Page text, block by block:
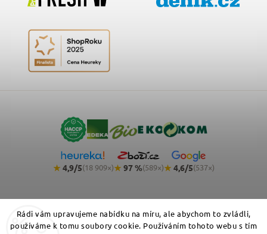
Rádi vám upravujeme nabídku na míru, ale abychom to zvládli,
používáme k tomu soubory cookie. Používáním tohoto webu s tím
★4,9/5(18 909×)★97 %(589×)★4,6/5(537×)